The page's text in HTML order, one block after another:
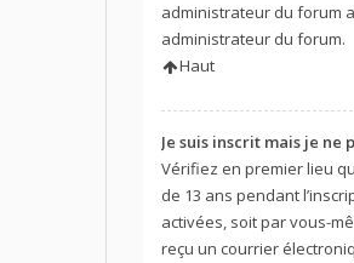
administrateur du forum
administrateur du forum.
Haut
Je suis inscrit mais je ne
Vérifiez en premier lieu
de 13 ans pendant
activées, soit par vous-
reçu un courrier